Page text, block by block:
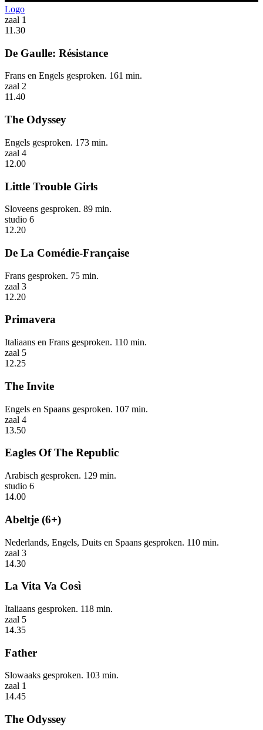
Logo
zaal 1
11.30
De Gaulle: Résistance
Frans en Engels gesproken. 161 min.
zaal 2
11.40
The Odyssey
Engels gesproken. 173 min.
zaal 4
12.00
Little Trouble Girls
Sloveens gesproken. 89 min.
studio 6
12.20
De La Comédie-Française
Frans gesproken. 75 min.
zaal 3
12.20
Primavera
Italiaans en Frans gesproken. 110 min.
zaal 5
12.25
The Invite
Engels en Spaans gesproken. 107 min.
zaal 4
13.50
Eagles Of The Republic
Arabisch gesproken. 129 min.
studio 6
14.00
Abeltje (6+)
Nederlands, Engels, Duits en Spaans gesproken. 110 min.
zaal 3
14.30
La Vita Va Così
Italiaans gesproken. 118 min.
zaal 5
14.35
Father
Slowaaks gesproken. 103 min.
zaal 1
14.45
The Odyssey